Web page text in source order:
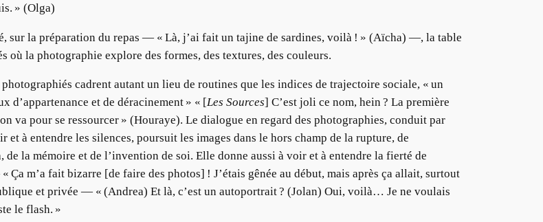
» (Olga)
sur la préparation du repas — « Là, j’ai fait un tajine de sardines, voilà ! » (Aïcha) —, la table
où la photographie explore des formes, des textures, des couleurs.
cadrent autant un lieu de routines que les indices de trajectoire sociale, « un
d’appartenance et de déracinement » « [Les Sources] C’est joli ce nom, hein ? La première
va pour se ressourcer » (Houraye). Le dialogue en regard des photographies, conduit par
à entendre les silences, poursuit les images dans le hors champ de la rupture, de
de la mémoire et de l’invention de soi. Elle donne aussi à voir et à entendre la fierté de
m’a fait bizarre [de faire des photos] ! J’étais gênée au début, mais après ça allait, surtout
et privée — « (Andrea) Et là, c’est un autoportrait ? (Jolan) Oui, voilà… Je ne voulais
le flash. »